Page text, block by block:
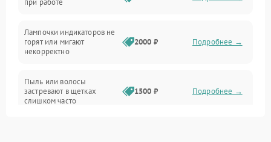
Батарея
Программные сбои
при работе
Лампочки индикаторов не
горят или мигают
некорректно
2000 ₽ Подробнее →
Пыль или волосы
застревают в щетках
слишком часто
1500 ₽ Подробнее →